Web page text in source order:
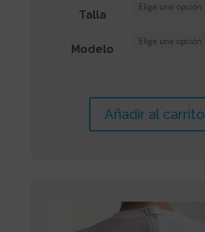
Talla
Modelo
Añadir al carrito